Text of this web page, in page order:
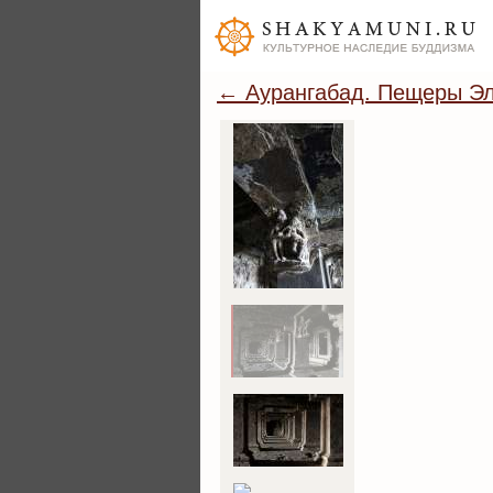
← Аурангабад. Пещеры